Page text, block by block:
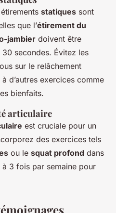
statiques sont
que l’étirement du
jambier doivent être
30 secondes. Évitez les
sur le relâchement
d’autres exercices comme
bienfaits.
articulaire
est cruciale pour un
des exercices tels
ou le squat profond dans
3 fois par semaine pour